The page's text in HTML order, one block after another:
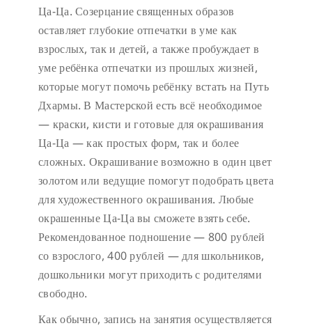
Ца-Ца. Созерцание священных образов
оставляет глубокие отпечатки в уме как
взрослых, так и детей, а также пробуждает в
уме ребёнка отпечатки из прошлых жизней,
которые могут помочь ребёнку встать на Путь
Дхармы. В Мастерской есть всё необходимое
— краски, кисти и готовые для окрашивания
Ца-Ца — как простых форм, так и более
сложных. Окрашивание возможно в один цвет
золотом или ведущие помогут подобрать цвета
для художественного окрашивания. Любые
окрашенные Ца-Ца вы сможете взять себе.
Рекомендованное подношение — 800 рублей
со взрослого, 400 рублей — для школьников,
дошкольники могут приходить с родителями
свободно.
Как обычно, запись на занятия осуществляется